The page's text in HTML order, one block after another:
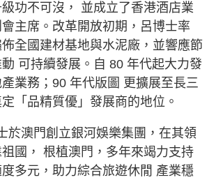
功不可沒， 並成立了香港酒店業
主席。改革開放初期，呂博士率
全國建材基地與水泥廠，並響應節
可持續發展。自 80 年代起大力發
業務；90 年代版圖 更擴展至長三
「品精質優」發展商的地位。
於澳門創立銀河娛樂集團，在其領
國， 根植澳門，多年來竭力支持
多元，助力綜合旅遊休閒 產業穩